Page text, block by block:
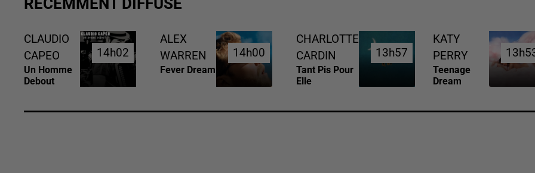
RÉCEMMENT DIFFUSÉ
CLAUDIO
CAPEO
Un Homme
Debout
14h02
14h02
ALEX
WARREN
Fever Dream
14h00
14h00
CHARLOTTE
CARDIN
Tant Pis Pour
Elle
13h57
13h57
KATY
PERRY
Teenage
Dream